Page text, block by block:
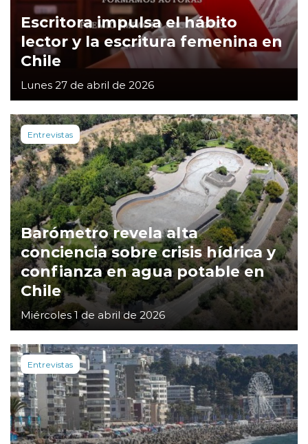
Escritora impulsa el hábito
lector y la escritura femenina en
Chile
Lunes 27 de abril de 2026
Entrevistas
Barómetro revela alta
conciencia sobre crisis hídrica y
confianza en agua potable en
Chile
Miércoles 1 de abril de 2026
Entrevistas